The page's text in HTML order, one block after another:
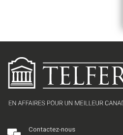
Contactez-nous